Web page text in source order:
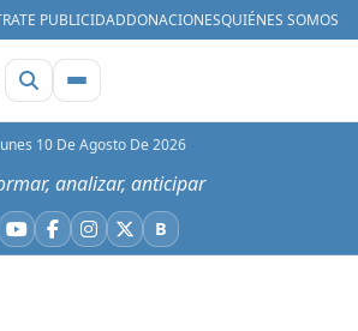
PUBLICIDADDONACIONESQUIÉNES SOMOS
10 De Agosto De 2026
analizar, anticipar
YouTube
Facebook
Instagram
X BBluesky